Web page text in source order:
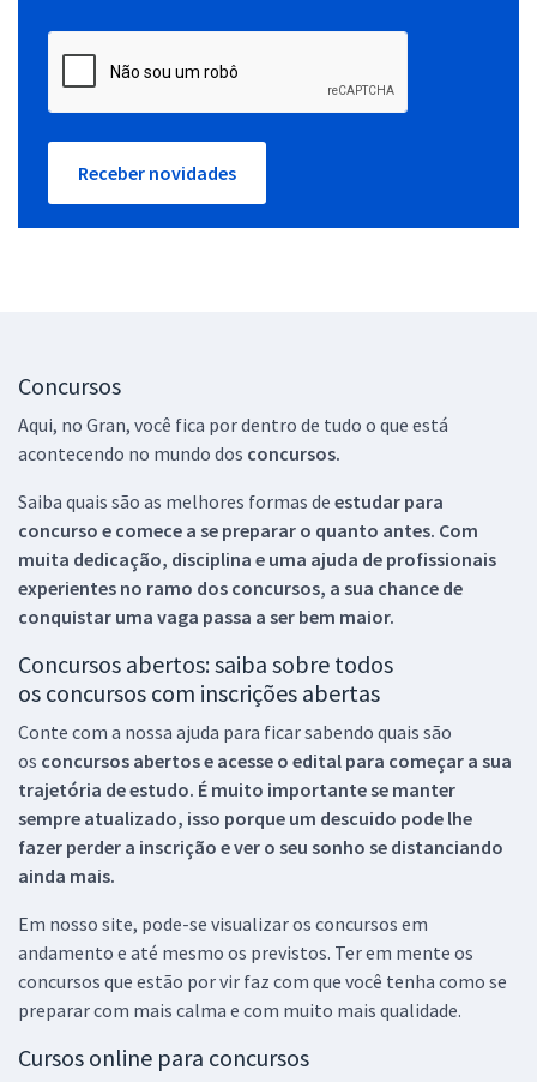
Receber novidades
Concursos
Aqui, no Gran, você fica por dentro de tudo o que está
acontecendo no mundo dos concursos.
Saiba quais são as melhores formas de estudar para
concurso e comece a se preparar o quanto antes. Com
muita dedicação, disciplina e uma ajuda de profissionais
experientes no ramo dos concursos, a sua chance de
conquistar uma vaga passa a ser bem maior.
Concursos abertos: saiba sobre todos
os concursos com inscrições abertas
Conte com a nossa ajuda para ficar sabendo quais são
os concursos abertos e acesse o edital para começar a sua
trajetória de estudo. É muito importante se manter
sempre atualizado, isso porque um descuido pode lhe
fazer perder a inscrição e ver o seu sonho se distanciando
ainda mais.
Em nosso site, pode-se visualizar os concursos em
andamento e até mesmo os previstos. Ter em mente os
concursos que estão por vir faz com que você tenha como se
preparar com mais calma e com muito mais qualidade.
Cursos online para concursos